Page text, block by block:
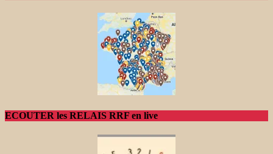
ECOUTER les RELAIS RRF en live